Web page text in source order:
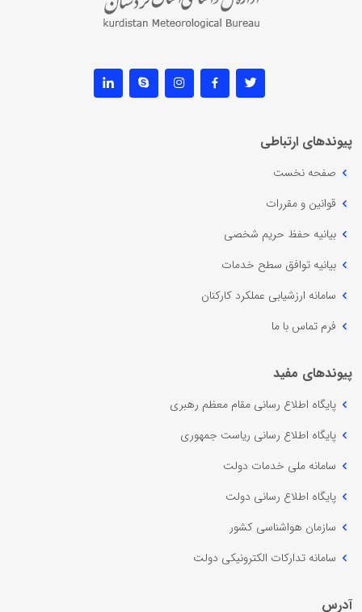
پیوندهای ارتباطی
صفحه نخست
قوانین و مقررات
بیانیه حفظ حریم شخصی
بیانیه توافق سطح خدمات
سامانه ارزشیابی عملکرد کارکنان
فرم تماس با ما
پیوندهای مفید
پایگاه اطلاع رسانی مقام معظم رهبری
پایگاه اطلاع رسانی ریاست جمهوری
سامانه ملی خدمات دولت
پایگاه اطلاع رسانی دولت
سازمان هواشناسی کشور
سامانه تدارکات الکترونیکی دولت
آدرس